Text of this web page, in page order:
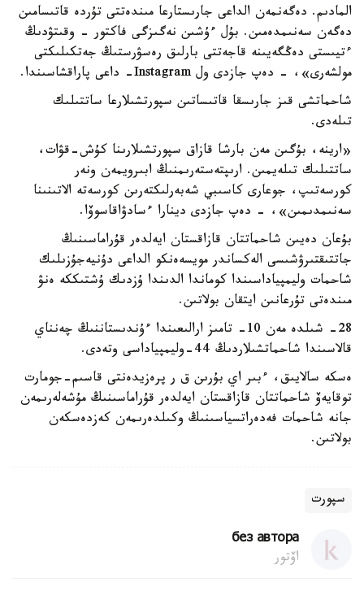
المادىم. دەگەنمەن الداعى جارىستارعا مىندەتتى تۇردە قاتىسامىن
دەگەن سەنىمدەمىن. بۇل ءۇشىن نەگىزگى فاكتور - وقىتۋدىڭ
ءتيىستى دەڭگەيىنە قاجەتتى بارلىق رەسۋرستىڭ جەتكىلىكتى
مولشەرى»، - دەپ جازدى ول Instagram- داعى پاراقشاسىندا.
شاحماتشى قىز جارىسقا قاتىساتىن سپورتشىلارعا ساتتىلىك
تىلەدى.
«ارينە، بۇگىن مەن بارشا قازاق سپورتشىلارىنا كۇش-قۋات،
ساتتىلىك تىلەيمىن. ارىپتەستەرىمنىڭ ابىرويمەن ونەر
كورسەتىپ، جوعارى كاسىبي شەبەرلىكتەرىن كورسەتە الاتىنىنا
سەنىمدىمىن»، - دەپ جازدى دينارا ءسادۋاقاسوۆا.
بۇعان دەيىن شاحماتتان قازاقستان ايەلدەر قۇراماسىنىڭ
جاتتىقتىرۋشىسى الەكساندر مويسەەنكو الداعى دۇنيەجۇزىلىك
شاحمات وليمپياداسىندا كوماندا الدىندا ۇزدىك ۇشتىككە ەنۋ
مىندەتى تۇرعانىن ايتقان بولاتىن.
28- شىلدە مەن 10- تامىز ارالىعىندا ءۇندىستاننىڭ چەنناي
قالاسىندا شاحماتشىلاردىڭ 44-وليمپياداسى وتەدى.
ەسكە سالايىق، ءبىر اي بۇرىن ق ر پرەزيدەنتى قاسىم-جومارت
توقايەۆ شاحماتتان قازاقستان ايەلدەر قۇراماسىنىڭ مۇشەلەرىمەن
جانە شاحمات فەدەراتسياسىنىڭ وكىلدەرىمەن كەزدەسكەن
بولاتىن.
سپورت
без автора
اۆتور